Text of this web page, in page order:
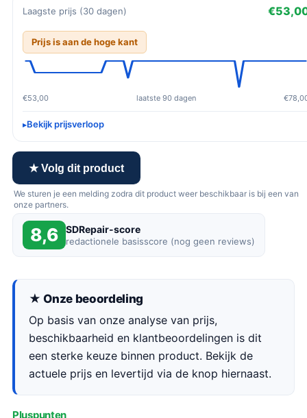
Laagste prijs (30 dagen)
Prijs is aan de hoge kant
€53,00 laatste 90 dagen
Bekijk prijsverloop
★ Volg dit product
We sturen je een melding zodra dit product weer beschikbaar is bij een van
onze partners.
8,6 SDRepair-score
redactionele basisscore (nog geen reviews)
★ Onze beoordeling
Op basis van onze analyse van prijs,
beschikbaarheid en klantbeoordelingen is dit
een sterke keuze binnen product. Bekijk de
actuele prijs en levertijd via de knop hiernaast.
Pluspunten